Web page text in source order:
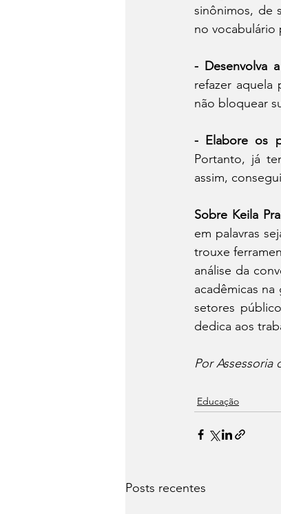
sinônimos, de
no vocabulário
- Desenvolva
refazer
não bloquear
- Elabore os
Portanto, já
assim,
Sobre Keila
em palavras
trouxe
análise da
acadêmicas
setores
dedica aos
Por Assessoria
Educação
Posts recentes